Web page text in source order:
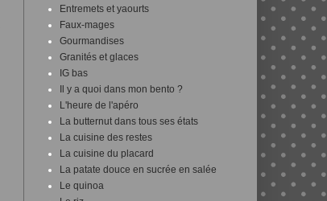
Entremets et yaourts
Faux-mages
Gourmandises
Granités et glaces
IG bas
Il y a quoi dans mon bento ?
L'heure de l'apéro
La butternut dans tous ses états
La cuisine des restes
La cuisine du placard
La patate douce en sucrée en salée
Le quinoa